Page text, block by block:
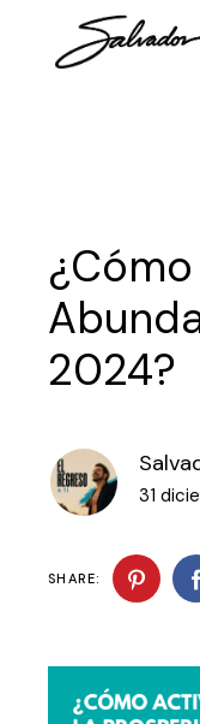
content
2024?
31
SHARE: